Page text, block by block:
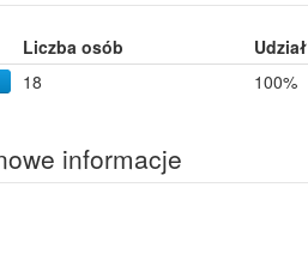
Liczba osób
Udział
18 100%
informacje